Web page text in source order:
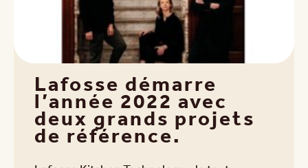
Lafosse démarre
l’année 2022 avec
deux grands projets
de référence.